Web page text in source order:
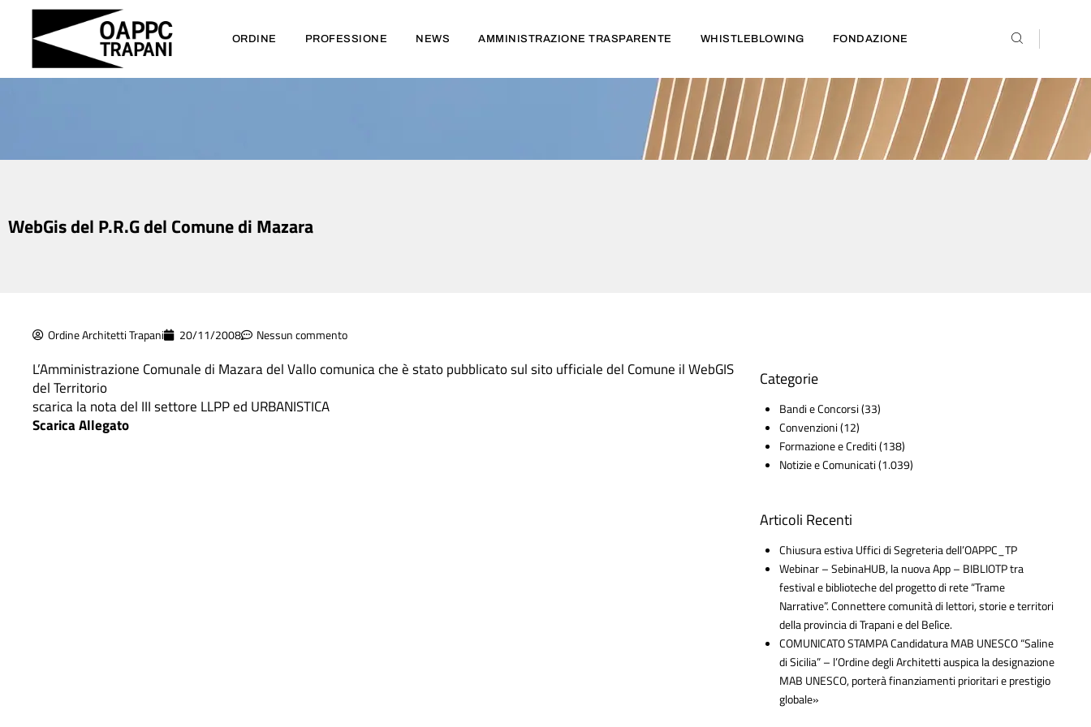
ORDINE PROFESSIONE NEWS AMMINISTRAZIONE TRASPARENTE WHISTLEBLOWING FONDAZIONE
WebGis del P.R.G del Comune di Mazara
Ordine Architetti Trapani 20/11/2008 Nessun commento
L’Amministrazione Comunale di Mazara del Vallo comunica che è stato pubblicato sul sito ufficiale del Comune il WebGIS
del Territorio
scarica la nota del III settore LLPP ed URBANISTICA
Scarica Allegato
Categorie
Bandi e Concorsi(33)
Convenzioni(12)
Formazione e Crediti(138)
Notizie e Comunicati(1.039)
Articoli Recenti
Chiusura estiva Uffici di Segreteria dell’OAPPC_TP
Webinar – SebinaHUB, la nuova App – BIBLIOTP tra
festival e biblioteche del progetto di rete “Trame
Narrative”. Connettere comunità di lettori, storie e territori
della provincia di Trapani e del Belìce.
COMUNICATO STAMPA Candidatura MAB UNESCO “Saline
di Sicilia” – l’Ordine degli Architetti auspica la designazione
MAB UNESCO, porterà finanziamenti prioritari e prestigio
globale»